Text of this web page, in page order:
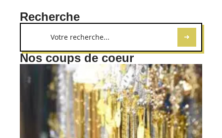
Recherche
Nos coups de coeur